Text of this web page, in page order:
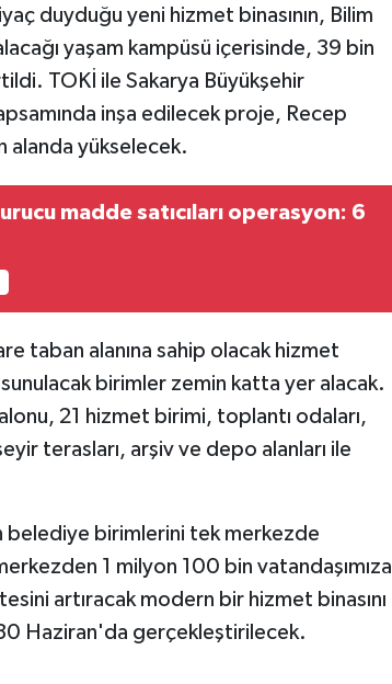
duyduğu yeni hizmet binasının, Bilim
yaşam kampüsü içerisinde, 39 bin
TOKİ ile Sakarya Büyükşehir
inşa edilecek proje, Recep
alanda yükselecek.
madde satıcıları operasyon: 6
taban alanına sahip olacak hizmet
birimler zemin katta yer alacak.
21 hizmet birimi, toplantı odaları,
terasları, arşiv ve depo alanları ile
belediye birimlerini tek merkezde
1 milyon 100 bin vatandaşımıza
artıracak modern bir hizmet binasını
30 Haziran'da gerçekleştirilecek.